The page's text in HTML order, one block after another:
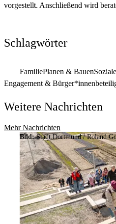
vorgestellt. Anschließend wird
Schlagwörter
FamiliePlanen & Bauen
Engagement &
Weitere Nachrichten
Mehr Nachrichten
Bild:Stadt Dortmund / Roland